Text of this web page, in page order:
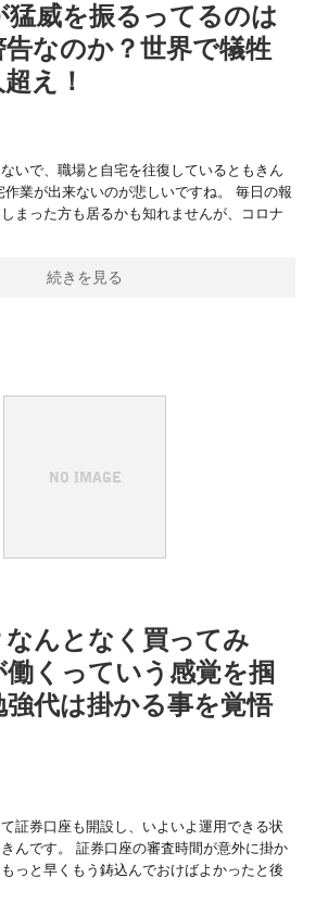
猛威を振るってるのは
告なのか？世界で犠牲
え！
いで、職場と自宅を往復しているともきん
業が出来ないのが悲しいですね。 毎日の報
まった方も居るかも知れませんが、コロナ
続きを見る
んとなく買ってみ
くっていう感覚を掴
代は掛かる事を覚悟
証券口座も開設し、いよいよ運用できる状
んです。 証券口座の審査時間が意外に掛か
っと早くもう鋳込んでおけばよかったと後